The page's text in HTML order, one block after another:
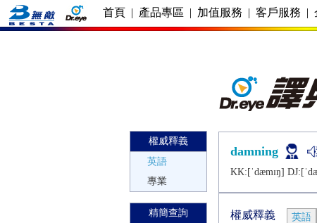
首頁 | 產品專區 | 加值服務 | 客戶服務 |
權威釋義
英語
專業
精簡查詢
damning
KK:[ˈdæmɪŋ]
權威釋義 英語